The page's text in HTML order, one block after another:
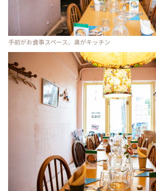
手前がお食事スペース、奥がキッチン